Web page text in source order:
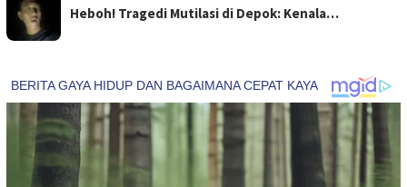
Heboh! Tragedi Mutilasi di Depok: Kenala…